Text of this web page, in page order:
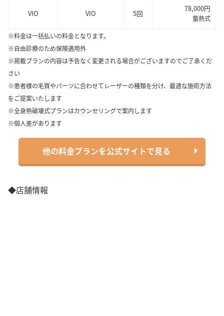
VIO VIO 5回
78,000円
蓄熱式
※料金は一括払いの料金となります。
※自由診療のため保険適用外
※掲載プランの内容は予告なく変更される場合がございますのでご了承くだ
さい
※患者様の毛質やパーツに合わせてレーザーの種類を分け、最適な施術方法
をご提案いたします
※全身熱破壊式プランはカウンセリングで案内します
※個人差があります
他の料金プランを公式サイトで見る
◆店舗情報